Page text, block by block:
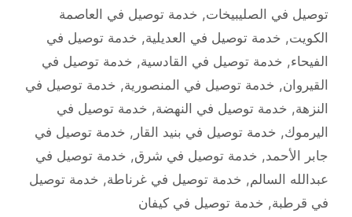
توصيل في الصليبيخات, خدمة توصيل في العاصمة
الكويت, خدمة توصيل في العديلية, خدمة توصيل في
الفيحاء, خدمة توصيل في القادسية, خدمة توصيل في
القيروان, خدمة توصيل في المنصورية, خدمة توصيل في
النزهة, خدمة توصيل في النهضة, خدمة توصيل في
اليرموك, خدمة توصيل في بنيد القار , خدمة توصيل في
جابر الأحمد, خدمة توصيل في شرق, خدمة توصيل في
عبدالله السالم, خدمة توصيل في غرناطة, خدمة توصيل
في قرطبة, خدمة توصيل في كيفان